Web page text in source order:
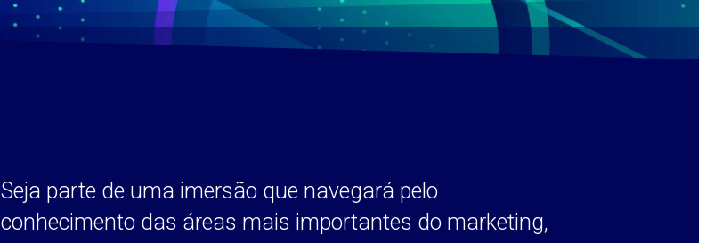
Seja parte de uma imersão que navegará pelo
conhecimento das áreas mais importantes do marketing,